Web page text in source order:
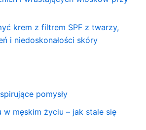
krem z filtrem SPF z twarzy,
i niedoskonałości skóry
pomysły
w męskim życiu – jak stale się